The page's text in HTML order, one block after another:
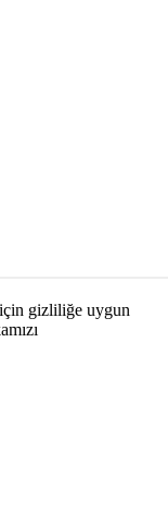
gizliliğe uygun